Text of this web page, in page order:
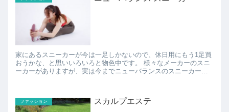
家にあるスニーカーが今は一足しかないので、休日用にもう1足買
おうかな、と思いいろいろと物色中です。 様々なメーカーのスニ
ーカーがありますが、実は今までニューバランスのスニーカーっ
ファッション スカルプエステ